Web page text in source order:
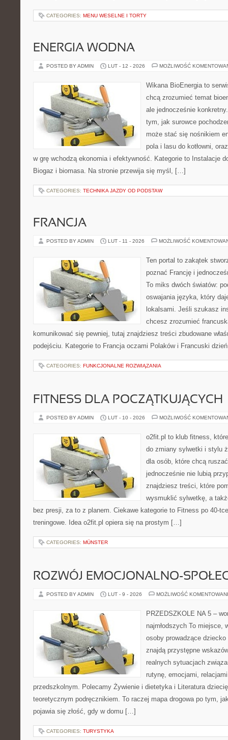
CATEGORIES: MENU WESELNE I TORTY
ENERGIA WODNA
POSTED BY ADMIN LUT - 12 - 2026 MOŻLIWOŚĆ
Wikana BioEnergia to
chcą zrozumieć temat
ale jednocześnie
tym, jak surowce
może stać się nośnikiem
pola i lasu do kotłowni,
w grę wchodzą ekonomia i efektywność. Kategorie to Instalacje
Biogaz i biomasa. Na stronie przewija się myśl, […]
CATEGORIES: TECHNIKA JAZDY OD PODSTAW
FRANCJA
POSTED BY ADMIN LUT - 11 - 2026 MOŻLIWOŚĆ
Ten portal to zakątek
poznać Francję i
To miks dwóch światów:
oswajania języka, który
lokalsami. Jeśli szukasz
chcesz zrozumieć
komunikować się pewniej, tutaj znajdziesz treści zbudowane
podejściu. Kategorie to Francja oczami Polaków i Francuski
CATEGORIES: FUNKCJONALNE ROZWIĄZANIA
FITNESS DLA POCZĄTKUJĄCYCH
POSTED BY ADMIN LUT - 10 - 2026 MOŻLIWOŚĆ
o2fit.pl to klub fitness,
do zmiany sylwetki i stylu
dla osób, które chcą
jednocześnie nie lubią
znajdziesz treści, które
wysmuklić sylwetkę, a
bez presji, za to z planem. Ciekawe kategorie to Fitness po 40-
treningowe. Idea o2fit.pl opiera się na prostym […]
CATEGORIES: MÜNSTER
ROZWÓJ EMOCJONALNO-
POSTED BY ADMIN LUT - 9 - 2026 MOŻLIWOŚĆ
PRZEDSZKOLE NA 5 –
najmłodszych To miejsce,
osoby prowadzące
znajdą przystępne
realnych sytuacjach
rutynę, emocjami,
przedszkolnym. Polecamy Żywienie i dietetyka i Literatura
teoretycznym podręcznikiem. To raczej mapa drogowa po tym,
pojawia się złość, gdy w domu […]
CATEGORIES: TURYSTYKA